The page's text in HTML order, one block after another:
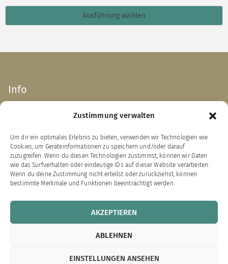
Zustimmung verwalten
Um dir ein optimales Erlebnis zu bieten, verwenden wir Technologien wie
Cookies, um Geräteinformationen zu speichern und/oder darauf
zuzugreifen. Wenn du diesen Technologien zustimmst, können wir Daten
wie das Surfverhalten oder eindeutige IDs auf dieser Website verarbeiten.
Wenn du deine Zustimmung nicht erteilst oder zurückziehst, können
bestimmte Merkmale und Funktionen beeinträchtigt werden.
AKZEPTIEREN
ABLEHNEN
EINSTELLUNGEN ANSEHEN
Ausführung wählen
Info
Datenschutzerklärung
Widerrufsbelehrung
Zahlung & Versand
VERTRAG WIDERRUFEN
Links zu unseren Partnerverlagen